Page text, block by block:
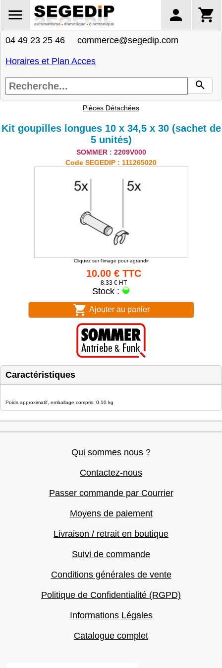
04 49 23 25 46 commerce@segedip.com
Horaires et Plan Acces
Pièces Détachées
Kit goupilles longues 10 x 34,5 x 30 (sachet de
5 unités)
SOMMER : 2209V000
Code SEGEDIP : 111265020
Cliquez sur l'image pour agrandir
10.00 € TTC
8.33 € HT
Stock :
Ajouter au panier
Caractéristiques
Poids approximatif, emballage compris: 0.10 kg
Qui sommes nous ?
Contactez-nous
Passer commande par Courrier
Moyens de paiement
Livraison / retrait en boutique
Suivi de commande
Conditions générales de vente
Politique de Confidentialité (RGPD)
Informations Légales
Catalogue complet